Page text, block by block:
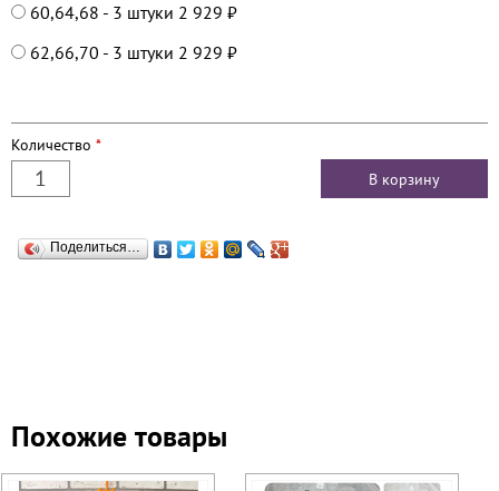
60,64,68 - 3 штуки 2 929 ₽
62,66,70 - 3 штуки 2 929 ₽
Количество *
Поделиться…
Похожие товары